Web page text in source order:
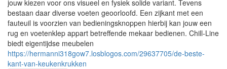
jouw kiezen voor ons visueel en fysiek solide variant. Tevens
bestaan daar diverse voeten geoorloofd. Een zijkant met een
fauteuil is voorzien van bedieningsknoppen hierbij kan jouw een
rug en voetenklep appart betreffende mekaar bedienen. Chill-Line
biedt eigentijdse meubelen
https://hermanni318gow7.losblogos.com/29637705/de-beste-
kant-van-keukenkrukken